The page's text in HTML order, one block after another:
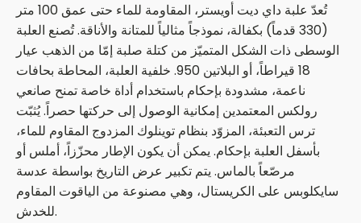
تُعدّ علبة داي ديت أويستر، المقاومة للماء حتى عمق 100 متر
(330 قدماً) بكفالة، نموذجاً مثالياً للمتانة والأناقة. تُصنع العلبة
الوسطى ذات الشكل المتميّز من كتلة صلبة إمّا من الذهب عيار
18 قيراطاً، أو البلاتين 950. خلفية العلبة، المحاطة بحافات
ناعمة، مشدودة بإحكام باستخدام أداة خاصة تمنح صانعي
رولكس المعتمدين إمكانية الوصول إلى حركتها حصراً. يُثبّت
ترس التعبئة، المزوّد بنظام توينلوك المزدوج المقاوم للماء،
بأسفل العلبة بإحكام. يمكن أن يكون الإطار محزّزاً، أملس أو
مرصّعاً بالماس. يتم تكبير عرض التاريخ بواسطة عدسة
سايكلوبس على الكريستال، وهي مصنوعة من الياقوت المقاوم
للخدش.